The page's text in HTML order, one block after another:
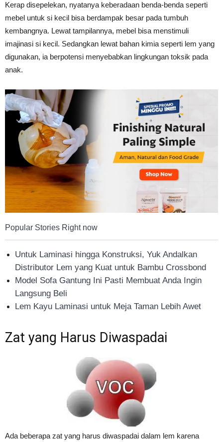
Lama
Kerap disepelekan, nyatanya keberadaan benda-benda seperti
mebel untuk si kecil bisa berdampak besar pada tumbuh
kembangnya. Lewat tampilannya, mebel bisa menstimuli
imajinasi si kecil. Sedangkan lewat bahan kimia seperti lem yang
digunakan, ia berpotensi menyebabkan lingkungan toksik pada
anak.
Popular Stories Right now
Untuk Laminasi hingga Konstruksi, Yuk Andalkan
Distributor Lem yang Kuat untuk Bambu Crossbond
Model Sofa Gantung Ini Pasti Membuat Anda Ingin
Langsung Beli
Lem Kayu Laminasi untuk Meja Taman Lebih Awet
Zat yang Harus Diwaspadai
Ada beberapa zat yang harus diwaspadai dalam lem karena